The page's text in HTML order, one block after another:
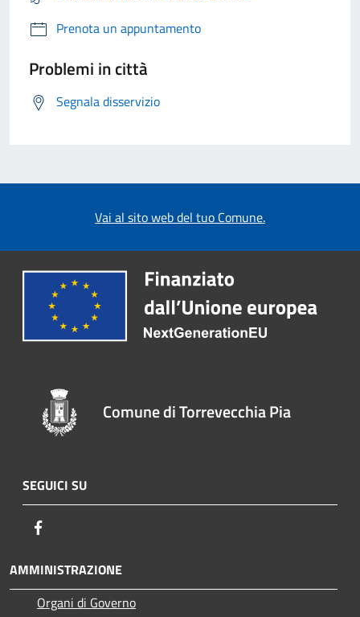
Prenota un appuntamento
Problemi in città
Segnala disservizio
Vai al sito web del tuo Comune.
Comune di Torrevecchia Pia
SEGUICI SU
AMMINISTRAZIONE
Organi di Governo